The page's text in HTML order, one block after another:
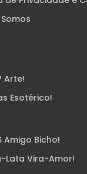
Arte!
Esotérico!
Amigo Bicho!
Lata Vira-Amor!